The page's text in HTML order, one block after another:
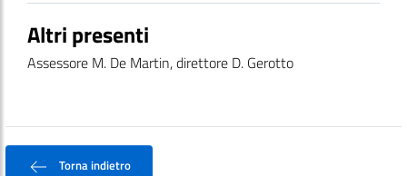
Altri presenti
Assessore M. De Martin, direttore D. Gerotto
Torna indietro